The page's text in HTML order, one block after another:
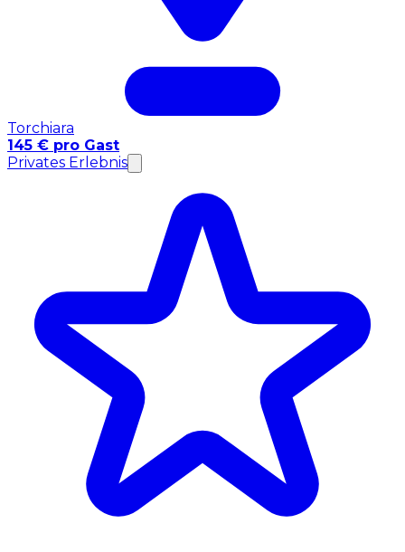
Torchiara
145 € pro Gast
Privates Erlebnis